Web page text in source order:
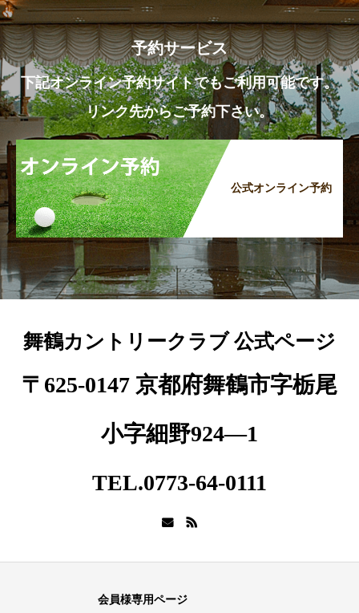
予約サービス
下記オンライン予約サイトでもご利用可能です。
リンク先からご予約下さい。
公式オンライン予約
舞鶴カントリークラブ 公式ページ
〒625-0147 京都府舞鶴市字栃尾
小字細野924―1
TEL.0773-64-0111
会員様専用ページ